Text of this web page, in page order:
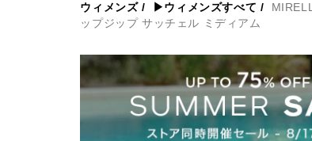
ウィメンズ/ ▶ウィメンズすべて /
ップジップ サッチェル ミディアム